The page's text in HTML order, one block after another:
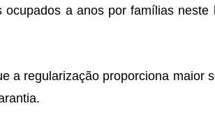
a anos por famílias neste
a regularização proporciona maior